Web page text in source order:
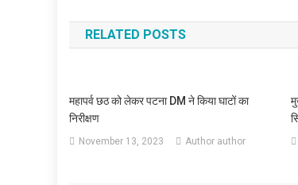
navigation
RELATED POSTS
महापर्व छठ को लेकर पटना DM ने किया घाटों का
निरीक्षण
November 13, 2023 Author author